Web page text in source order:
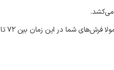
می‌کشد.
فرش‌های شما در این زمان بین ۷۲تا